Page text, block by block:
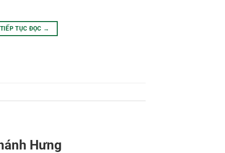
TIẾP TỤC ĐỌC →
Hưng